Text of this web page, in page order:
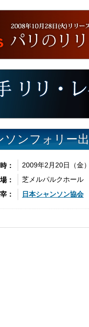
ソンフォリー
：
2009年2月20日（金
：
芝メルパルクホール
：
日本シャンソン協会